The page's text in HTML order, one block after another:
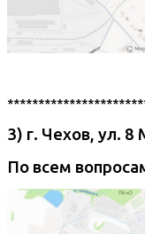
3) г. Чехов, ул. 8
По всем